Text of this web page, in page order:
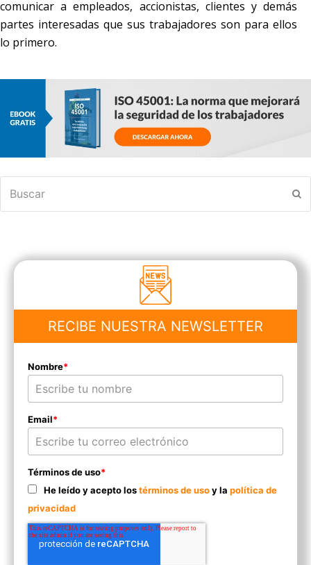
comunicar a empleados, accionistas, clientes y demás
partes interesadas que sus trabajadores son para ellos
lo primero.
RECIBE NUESTRA NEWSLETTER
Nombre*
Email*
Términos de uso*
He leído y acepto lostérminos de usoy la política de
privacidad